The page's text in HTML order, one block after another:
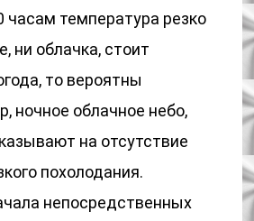
часам температура резко
ни облачка, стоит
то вероятны
ночное облачное небо,
на отсутствие
похолодания.
непосредственных